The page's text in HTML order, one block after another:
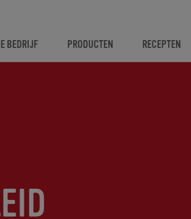
BEDRIJF PRODUCTEN RECEPTEN